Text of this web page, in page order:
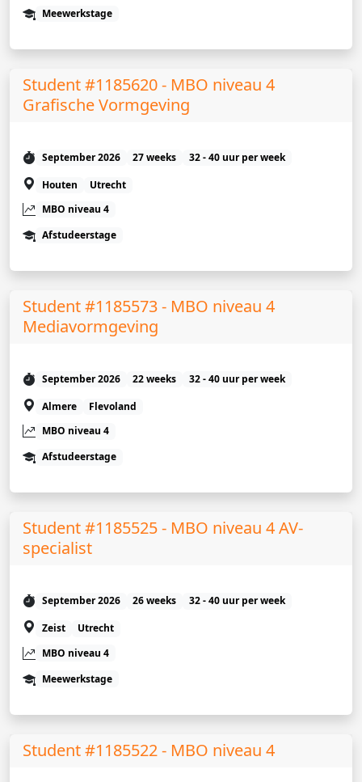
Meewerkstage
Student #1185620 - MBO niveau 4
Grafische Vormgeving
September 2026 27 weeks
32 - 40 uur per week
Houten
Utrecht
MBO niveau 4
Afstudeerstage
Student #1185573 - MBO niveau 4
Mediavormgeving
September 2026 22 weeks
32 - 40 uur per week
Almere
Flevoland
MBO niveau 4
Afstudeerstage
Student #1185525 - MBO niveau 4 AV-
specialist
September 2026 26 weeks
32 - 40 uur per week
Zeist
Utrecht
MBO niveau 4
Meewerkstage
Student #1185522 - MBO niveau 4